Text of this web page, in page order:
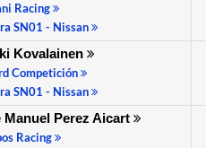
Racing
SN01 - Nissan
Kovalainen
Competición
SN01 - Nissan
Manuel Perez Aicart
Racing